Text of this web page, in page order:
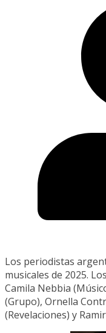
Los periodistas
musicales de 2025.
Camila Nebbia
(Grupo), Ornella
(Revelaciones) y